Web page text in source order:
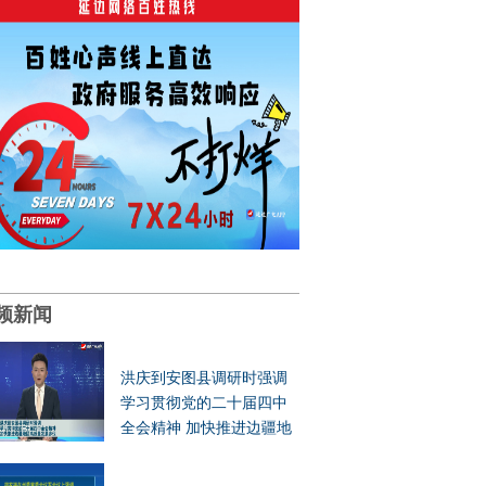
新闻
洪庆到安图县调研时强调
学习贯彻党的二十届四中
全会精神 加快推进边疆地